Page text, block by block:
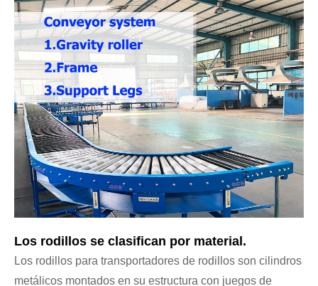
Los rodillos se clasifican por material.
Los rodillos para transportadores de rodillos son cilindros
metálicos montados en su estructura con juegos de